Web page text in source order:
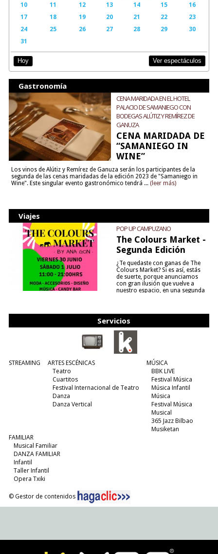
10
11 12 13 14 15
16
17
18 19 20 21 22
23
24
25 26 27 28 29
30
31
Hoy Ver espectáculos
Gastronomía
CENA MARIDADA EN EL HOTEL
PALACIO DE SAMANIEGO CON
BODEGAS ALÚTIZ Y REMÍREZ DE
GANUZA
CENA MARIDADA DE
“SAMANIEGO IN
WINE”
Los vinos de Alútiz y Remírez de Ganuza serán los participantes de la
segunda de las cenas maridadas de la edición 2023 de "Samaniego in
Wine". Este singular evento gastronómico tendrá ... (leer más)
Viajes
POP UP CAMPUZANO
The Colours Market -
Segunda Edición
¿Te quedaste con ganas de The
Colours Market? Si es así, estás
de suerte, porque anunciamos
con gran ilusión que vuelve a
nuestro espacio, en una segunda
Servicios
STREAMING
ARTES ESCÉNICAS
Teatro
Cuartitos
Festival Internacional de Teatro
Danza
Danza Vertical
MÚSICA
BBK LIVE
Festival Música
Música Infantil
Música
Festival Música
Musical
365 Jazz Bilbao
Musiketan
FAMILIAR
Musical Familiar
DANZA FAMILIAR
Infantil
Taller Infantil
Opera Txiki
© Gestor de contenidos